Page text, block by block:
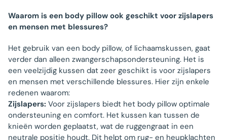
Waarom is een body pillow ook geschikt voor zijslapers
en mensen met blessures?
Het gebruik van een body pillow, of lichaamskussen, gaat
verder dan alleen zwangerschapsondersteuning. Het is
een veelzijdig kussen dat zeer geschikt is voor zijslapers
en mensen met verschillende blessures. Hier zijn enkele
redenen waarom:
Zijslapers: Voor zijslapers biedt het body pillow optimale
ondersteuning en comfort. Het kussen kan tussen de
knieën worden geplaatst, wat de ruggengraat in een
neutrale positie houdt. Dit helpt om rug- en heupklachten